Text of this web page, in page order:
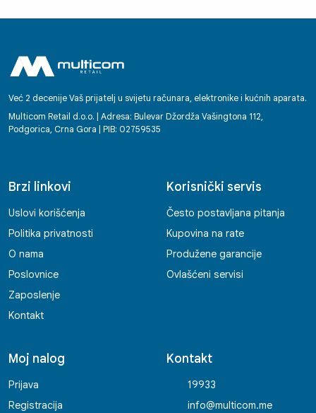
Već 2 decenije Vaš prijatelj u svijetu računara, elektronike i kućnih aparata.
Multicom Retail d.o.o. | Adresa: Bulevar Džordža Vašingtona 112,
Podgorica, Crna Gora | PIB: 02759535
Brzi linkovi
Uslovi korišćenja
Politika privatnosti
O nama
Poslovnice
Zaposlenje
Kontakt
Korisnički servis
Često postavljana pitanja
Kupovina na rate
Produžene garancije
Ovlašćeni servisi
Moj nalog
Prijava
Registracija
Kontakt
19933
info@multicom.me